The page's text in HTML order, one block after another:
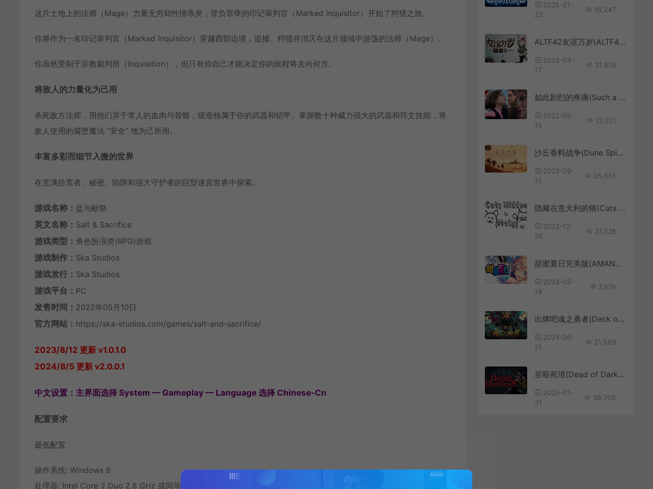
这片土地上的法师（Mage）力量无穷却性情乖戾，背负罪孽的印记审判官（Marked Inquisitor）开始了狩猎之旅。
你将作为一名印记审判官（Marked Inquisitor）穿越西部边境，追捕、狩猎并消灭在这片领域中游荡的法师（Mage）。
你虽然受制于宗教裁判所（Inquisition），但只有你自己才能决定你的旅程将去向何方。
将敌人的力量化为己用
杀死敌方法师，用他们异于常人的血肉与骨骼，锻造独属于你的武器和铠甲。掌握数十种威力强大的武器和符文技能，将
敌人使用的腐堕魔法 “安全” 地为己所用。
丰富多彩而细节入微的世界
在充满拾荒者、秘密、陷阱和强大守护者的巨型迷宫世界中探索。
游戏名称： 盐与献祭
英文名称： Salt & Sacrifice
游戏类型： 角色扮演类(RPG)游戏
游戏制作： Ska Studios
游戏发行： Ska Studios
游戏平台： PC
发售时间： 2022年05月10日
官方网站： https://ska-studios.com/games/salt-and-sacrifice/
2023/8/12 更新 v1.0.1.0
2024/8/5 更新 v2.0.0.1
中文设置：主界面选择 System — Gameplay — Language 选择 Chinese-Cn
配置要求
最低配置
操作系统: Windows 8
处理器: Intel Core 2 Duo 2.8 GHz 或同等产品
2025-01-
23
15,247
ALTF42友谊万岁(ALTF42)简中|PC|ACT|高难度硬核跳跃冒险游戏
2023-04-
17
31,819
如此剧烈的疼痛(Such a Sharp Pain)卡通剧情视觉小说SLG游戏|下载
2022-08-
15
12,021
沙丘香料战争(Dune Spice Wars)4X元素即时战略游戏|下载
2023-09-
15
35,051
隐藏在意大利的猫(Cats Hidden in Italy)简中|PC|PUZ|猫咪隐藏益智休闲游戏
2023-12-
26
27,328
甜蜜夏日完美版(AMANATSU ~Perfect Edition~)青春恋爱视觉小说游戏|下载
2024-05-
19
7,976
出牌吧魂之勇者(Deck of Souls)肉鸽卡牌策略游戏|下载
2024-06-
21
21,589
至暗死境(Dead of Darkness)2D生存恐怖动作冒险游戏|下载
2025-01-
31
38,705